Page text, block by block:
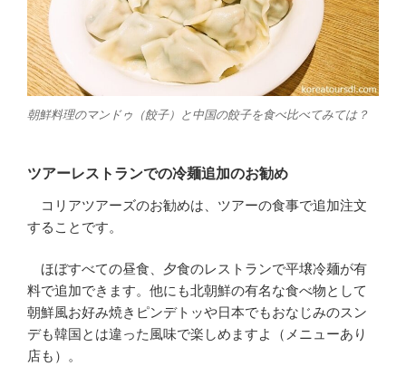
朝鮮料理のマンドゥ（餃子）と中国の餃子を食べ比べてみては？
ツアーレストランでの冷麺追加のお勧め
コリアツアーズのお勧めは、ツアーの食事で追加注文
することです。
ほぼすべての昼食、夕食のレストランで平壌冷麺が有
料で追加できます。他にも北朝鮮の有名な食べ物として
朝鮮風お好み焼きピンデトッや日本でもおなじみのスン
デも韓国とは違った風味で楽しめますよ（メニューあり
店も）。